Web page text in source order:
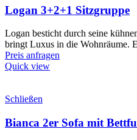
Logan 3+2+1 Sitzgruppe
Logan besticht durch seine
bringt Luxus in die Wohnräume.
Preis anfragen
Quick view
Schließen
Bianca 2er Sofa mit